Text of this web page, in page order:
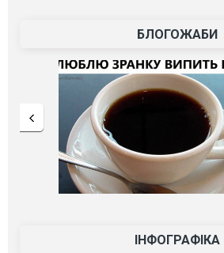
БЛОГОЖАБИ
ІНФОГРАФІКА